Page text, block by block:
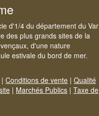
d'1/4 du département du Var
des plus grands sites de la
d'une nature
estivale du bord de mer.
| Conditions de vente | Qualité
| Marchés Publics | Taxe de